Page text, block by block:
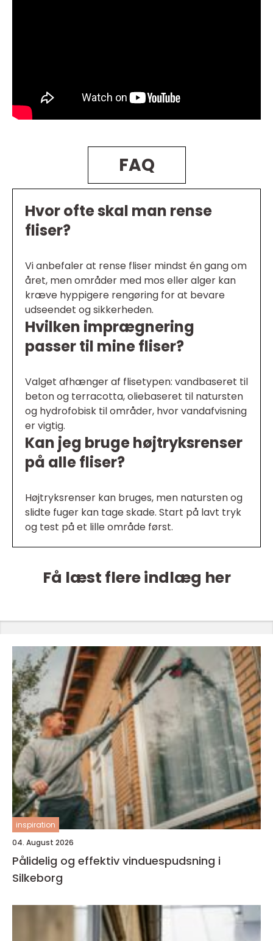
FAQ
Hvor ofte skal man rense
fliser?
Vi anbefaler at rense fliser mindst én gang om
året, men områder med mos eller alger kan
kræve hyppigere rengøring for at bevare
udseendet og sikkerheden.
Hvilken imprægnering
passer til mine fliser?
Valget afhænger af flisetypen: vandbaseret til
beton og terracotta, oliebaseret til natursten
og hydrofobisk til områder, hvor vandafvisning
er vigtig.
Kan jeg bruge højtryksrenser
på alle fliser?
Højtryksrenser kan bruges, men natursten og
slidte fuger kan tage skade. Start på lavt tryk
og test på et lille område først.
Få læst flere indlæg her
inspiration
04. August 2026
Pålidelig og effektiv vinduespudsning i
Silkeborg